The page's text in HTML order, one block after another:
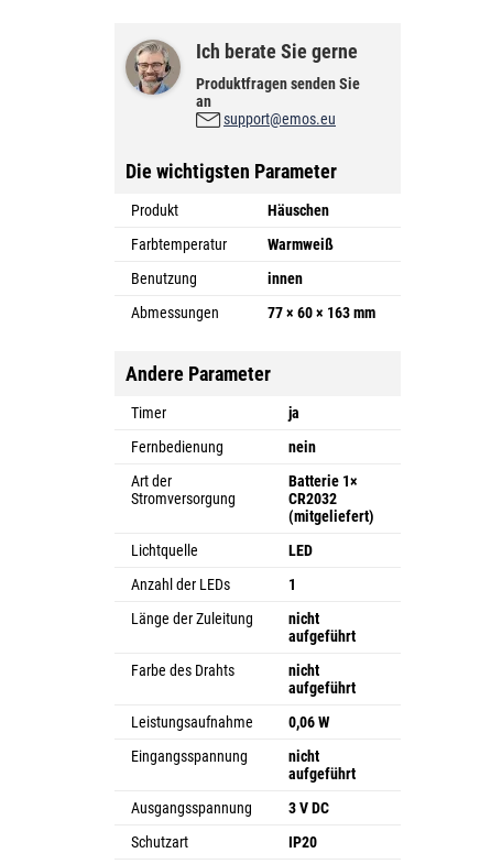
Ich berate Sie gerne
Produktfragen senden Sie
an
support@emos.eu
Die wichtigsten Parameter
Produkt
Häuschen
Farbtemperatur
Warmweiß
Benutzung
innen
Abmessungen
77 × 60 × 163 mm
Andere Parameter
Timer
ja
Fernbedienung
nein
Art der
Stromversorgung
Batterie 1×
CR2032
(mitgeliefert)
Lichtquelle
LED
Anzahl der LEDs
1
Länge der Zuleitung
nicht
aufgeführt
Farbe des Drahts
nicht
aufgeführt
Leistungsaufnahme
0,06 W
Eingangsspannung
nicht
aufgeführt
Ausgangsspannung
3 V DC
Schutzart
IP20